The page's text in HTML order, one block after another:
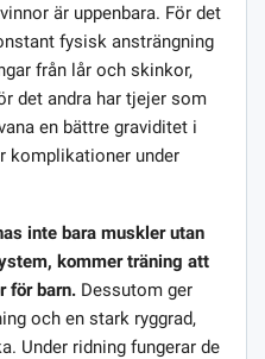
är uppenbara. För det
fysisk ansträngning
från lår och skinkor,
det andra har tjejer som
en bättre graviditet i
komplikationer under
inte bara muskler utan
kommer träning att
för barn. Dessutom ger
och en stark ryggrad,
Under ridning fungerar de